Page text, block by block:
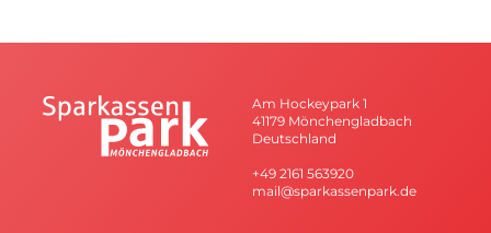
Am Hockeypark 1
41179 Mönchengladbach
Deutschland
+49 2161 563920
mail@sparkassenpark.de